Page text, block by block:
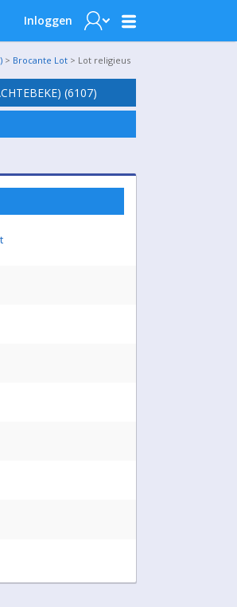
Inloggen
> Brocante Lot > Lot religieus
(6107)